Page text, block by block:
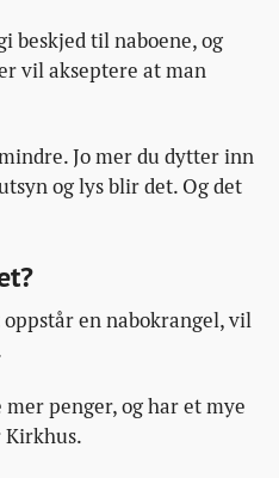
beskjed til naboene, og
vil akseptere at man
Jo mer du dytter inn
og lys blir det. Og det
en nabokrangel, vil
penger, og har et mye